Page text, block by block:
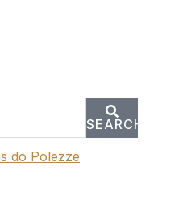
SEARCH
do Polezze